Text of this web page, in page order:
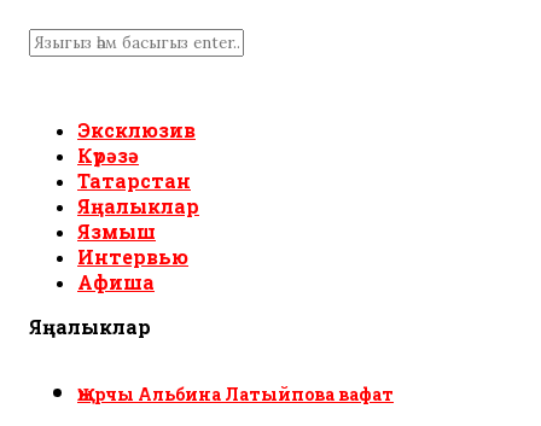
Эксклюзив
Күрәзә
Татарстан
Яңалыклар
Язмыш
Интервью
Афиша
Яңалыклар
Җырчы Альбина Латыйпова вафат